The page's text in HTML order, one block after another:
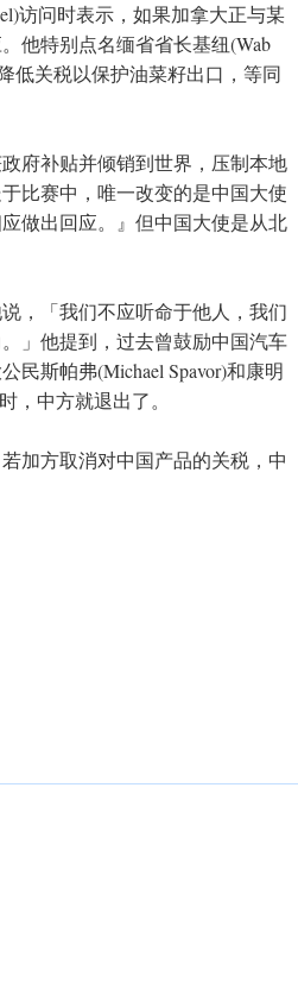
访问时表示，如果加拿大正与某
他特别点名缅省省长基纽(Wab
低关税以保护油菜籽出口，等同
府补贴并倾销到世界，压制本地
比赛中，唯一改变的是中国大使
做出回应。』但中国大使是从北
，「我们不应听命于他人，我们
」他提到，过去曾鼓励中国汽车
民斯帕弗(Michael Spavor)和康明
，中方就退出了。
加方取消对中国产品的关税，中